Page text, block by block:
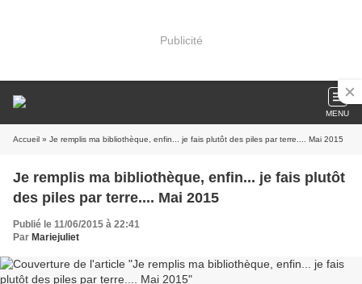
Publicité
MENU
Accueil » Je remplis ma bibliothèque, enfin... je fais plutôt des piles par terre.... Mai 2015
Je remplis ma bibliothèque, enfin... je fais plutôt
des piles par terre.... Mai 2015
Publié le 11/06/2015 à 22:41
Par Mariejuliet